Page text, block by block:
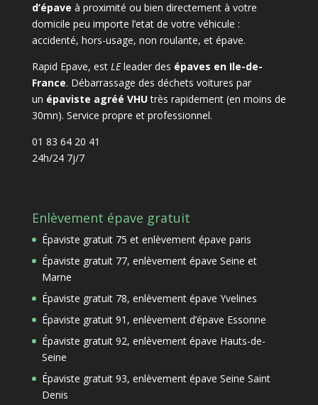
d’épave à proximité ou bien directement à votre
domicile peu importe l’etat de votre véhicule :
accidenté, hors-usage, non roulante, et épave.
Rapid Epave, est LEleader des épaves en Ile-de-
France. Débarrassage des déchets voitures par
un épaviste agréé VHUtrès rapidement (en moins de
30mn). Service propre et professionnel.
01 83 64 20 41
24h/24 7j/7
Enlèvement épave gratuit
Épaviste gratuit 75 et enlèvement épave paris
Épaviste gratuit 77, enlèvement épave Seine et
Marne
Épaviste gratuit 78, enlèvement épave Yvelines
Épaviste gratuit 91, enlèvement d’épave Essonne
Épaviste gratuit 92, enlèvement épave Hauts-de-
Seine
Épaviste gratuit 93, enlèvement épave Seine Saint
Denis